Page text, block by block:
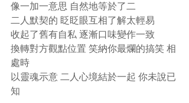
像一加一意思 自然地等於了二
二人默契的 眨眨眼互相了解太輕易
收起了舊有自私 逐漸口味變作一致
換轉對方觀點位置 笑納你最爛的搞笑 相
處時
以靈魂示意 二人心境結於一起 你未說已
知